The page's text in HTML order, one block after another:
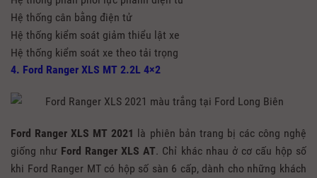
Hệ thống cân bằng điện tử
Hệ thống kiểm soát giảm thiểu lật xe
Hệ thống kiểm soát xe theo tải trọng
4. Ford Ranger XLS MT 2.2L 4×2
Ford Ranger XLS MT 2021 là phiên bản trang bị các công nghệ
giống như Ford Ranger XLS AT. Chỉ khác nhau ở cơ cấu hộp số
khi Ford Ranger MT có hộp số sàn 6 cấp, dành cho những khách